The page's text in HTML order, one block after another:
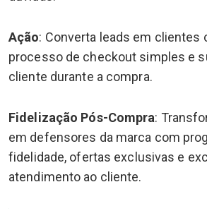
Ação: Converta leads em clientes
processo de checkout simples e
cliente durante a compra.
Fidelização Pós-Compra:
em defensores da marca com
fidelidade, ofertas exclusivas e
atendimento ao cliente.